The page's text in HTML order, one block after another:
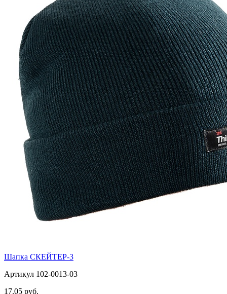
Шапка СКЕЙТЕР-3
Артикул 102-0013-03
17.05 руб.